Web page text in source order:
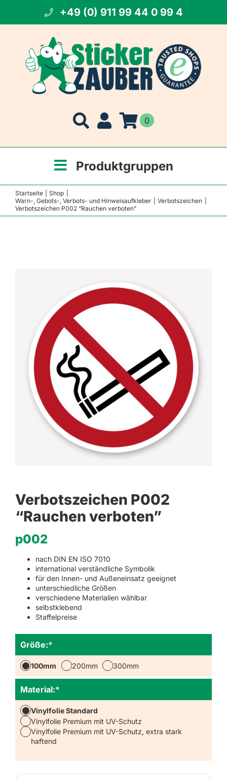
springen
+49 (0) 911 99 44 0 99 4
0
Produktgruppen
Startseite
Shop
Warn-, Gebots-, Verbots- und Hinweisaufkleber
Verbotszeichen
Verbotszeichen P002 “Rauchen verboten”
Verbotszeichen P002
“Rauchen verboten”
p002
nach DIN EN ISO 7010
international verständliche Symbolik
für den Innen- und Außeneinsatz geeignet
unterschiedliche Größen
verschiedene Materialien wählbar
selbstklebend
Staffelpreise
*
Größe:
100mm 200mm 300mm
*
Material:
Vinylfolie Standard
Vinylfolie Premium mit UV-Schutz
Vinylfolie Premium mit UV-Schutz, extra stark
haftend